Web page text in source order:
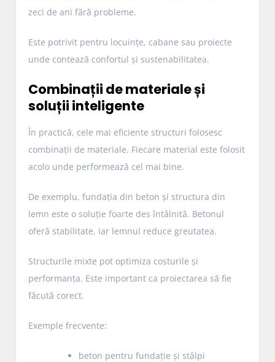
zeci de ani fără probleme.
Este potrivit pentru locuințe, cabane sau proiecte
unde contează confortul și sustenabilitatea.
Combinații de materiale și
soluții inteligente
În practică, cele mai eficiente structuri folosesc
combinații de materiale. Fiecare material este folosit
acolo unde performează cel mai bine.
De exemplu, fundația din beton și structura din
lemn este o soluție foarte des întâlnită. Betonul
oferă stabilitate, iar lemnul reduce greutatea.
Structurile mixte pot optimiza costurile și
performanța. Este important ca proiectarea să fie
făcută corect.
Exemple frecvente:
beton pentru fundație și stâlpi